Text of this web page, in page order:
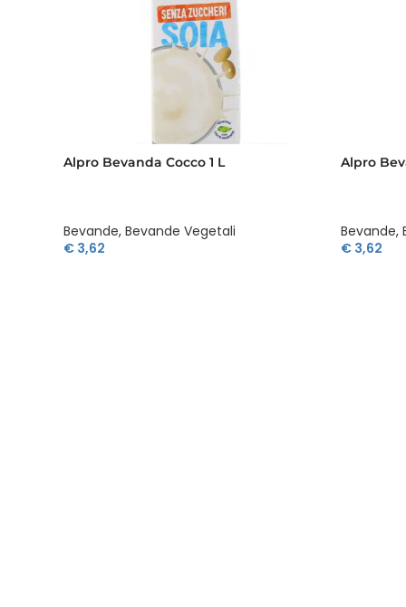
Alpro Bevanda Cocco 1 L
Bevande, Bevande Vegetali
€ 3,62
Alpro
Bevande,
€3,62